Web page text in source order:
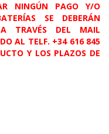
NINGÚN PAGO Y/O
SE DEBERÁN
TRAVÉS DEL MAIL
AL TELF. +34 616 845
Y LOS PLAZOS DE